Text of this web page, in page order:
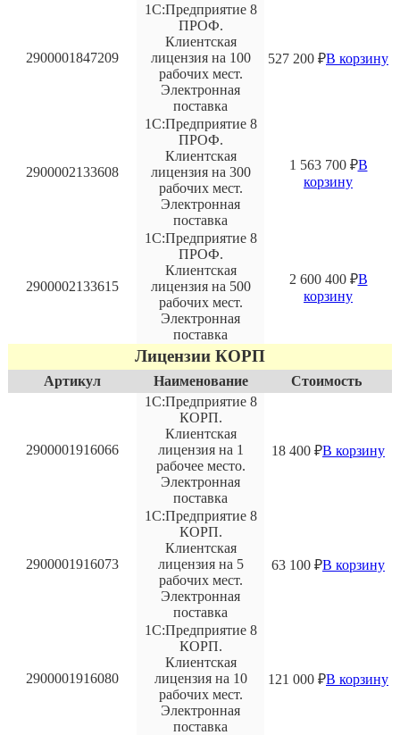
2900001847209
1С:Предприятие 8
ПРОФ.
Клиентская
лицензия на 100
рабочих мест.
Электронная
поставка
527 200 ₽В корзину
2900002133608
1С:Предприятие 8
ПРОФ.
Клиентская
лицензия на 300
рабочих мест.
Электронная
поставка
1 563 700 ₽В
корзину
2900002133615
1С:Предприятие 8
ПРОФ.
Клиентская
лицензия на 500
рабочих мест.
Электронная
поставка
2 600 400 ₽В
корзину
Лицензии КОРП
Артикул Наименование Стоимость
2900001916066
1С:Предприятие 8
КОРП.
Клиентская
лицензия на 1
рабочее место.
Электронная
поставка
18 400 ₽В корзину
2900001916073
1С:Предприятие 8
КОРП.
Клиентская
лицензия на 5
рабочих мест.
Электронная
поставка
63 100 ₽В корзину
2900001916080
1С:Предприятие 8
КОРП.
Клиентская
лицензия на 10
рабочих мест.
Электронная
поставка
121 000 ₽В корзину